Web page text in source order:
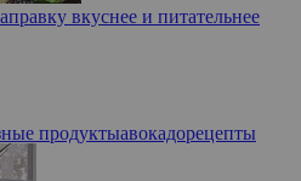
вкуснее и питательнее
продуктыавокадорецепты